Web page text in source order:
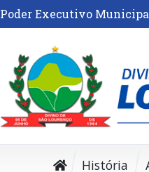
Poder Executivo
História